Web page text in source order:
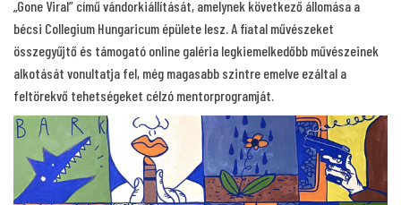
„Gone Viral” című vándorkiállítását, amelynek következő állomása a
bécsi Collegium Hungaricum épülete lesz. A fiatal művészeket
összegyűjtő és támogató online galéria legkiemelkedőbb művészeinek
alkotását vonultatja fel, még magasabb szintre emelve ezáltal a
feltörekvő tehetségeket célzó mentorprogramját.